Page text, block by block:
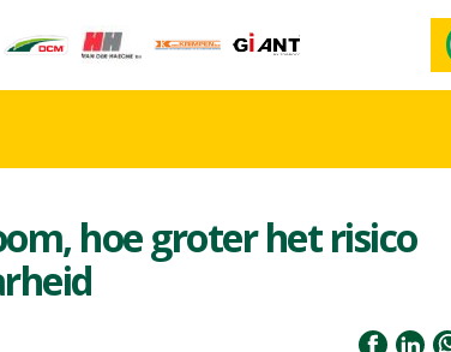
hoe groter het risico